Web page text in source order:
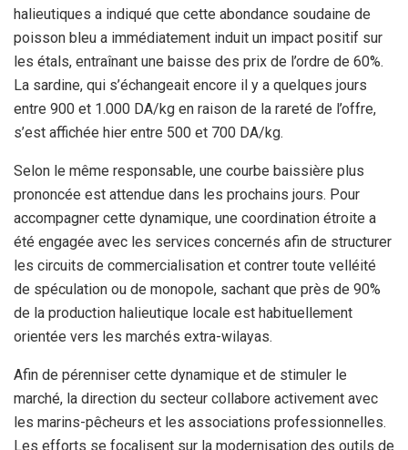
halieutiques a indiqué que cette abondance soudaine de
poisson bleu a immédiatement induit un impact positif sur
les étals, entraînant une baisse des prix de l’ordre de 60%.
La sardine, qui s’échangeait encore il y a quelques jours
entre 900 et 1.000 DA/kg en raison de la rareté de l’offre,
s’est affichée hier entre 500 et 700 DA/kg.
Selon le même responsable, une courbe baissière plus
prononcée est attendue dans les prochains jours. Pour
accompagner cette dynamique, une coordination étroite a
été engagée avec les services concernés afin de structurer
les circuits de commercialisation et contrer toute velléité
de spéculation ou de monopole, sachant que près de 90%
de la production halieutique locale est habituellement
orientée vers les marchés extra-wilayas.
Afin de pérenniser cette dynamique et de stimuler le
marché, la direction du secteur collabore activement avec
les marins-pêcheurs et les associations professionnelles.
Les efforts se focalisent sur la modernisation des outils de